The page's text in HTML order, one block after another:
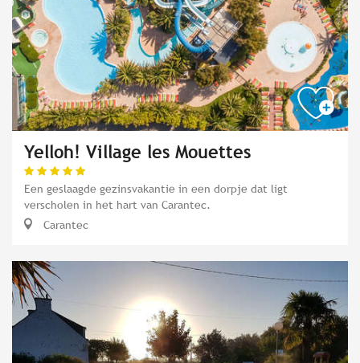
Yelloh! Village les Mouettes
Een geslaagde gezinsvakantie in een dorpje dat ligt
verscholen in het hart van Carantec.
Carantec